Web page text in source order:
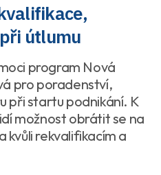
útlumu
program Nová
pro poradenství,
při startu podnikání. K
možnost obrátit se na
kvůli rekvalifikacím a